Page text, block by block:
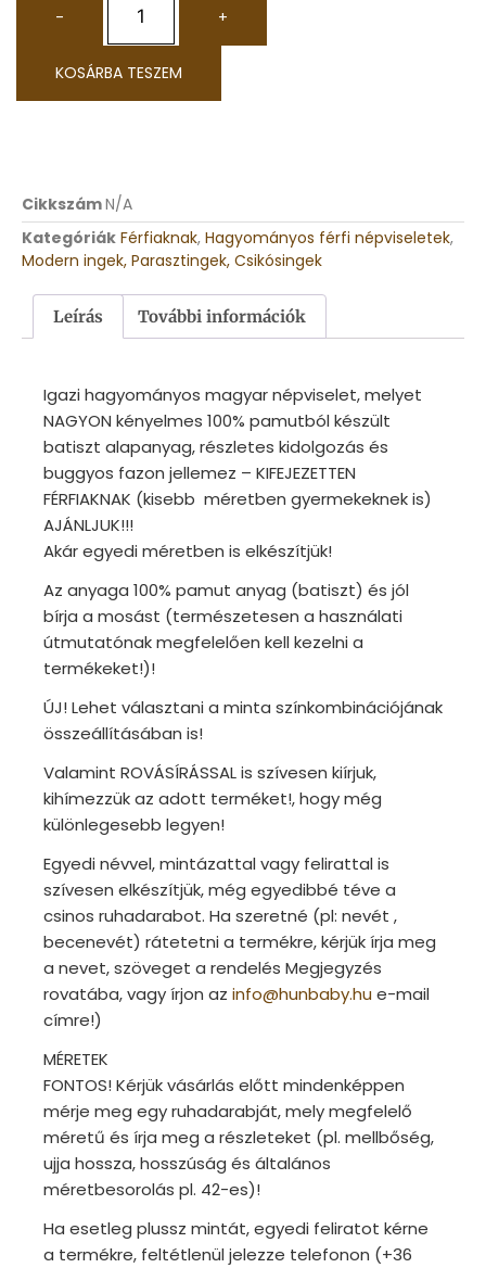
- +
KOSÁRBA TESZEM
CikkszámN/A
Kategóriák Férfiaknak, Hagyományos férfi népviseletek,
Modern ingek, Parasztingek, Csikósingek
Leírás További információk
Igazi hagyományos magyar népviselet, melyet
NAGYON kényelmes 100% pamutból készült
batiszt alapanyag, részletes kidolgozás és
buggyos fazon jellemez – KIFEJEZETTEN
FÉRFIAKNAK (kisebb méretben gyermekeknek is)
AJÁNLJUK!!!
Akár egyedi méretben is elkészítjük!
Az anyaga 100% pamut anyag (batiszt) és jól
bírja a mosást (természetesen a használati
útmutatónak megfelelően kell kezelni a
termékeket!)!
ÚJ! Lehet választani a minta színkombinációjának
összeállításában is!
Valamint ROVÁSÍRÁSSAL is szívesen kiírjuk,
kihímezzük az adott terméket!, hogy még
különlegesebb legyen!
Egyedi névvel, mintázattal vagy felirattal is
szívesen elkészítjük, még egyedibbé téve a
csinos ruhadarabot. Ha szeretné (pl: nevét ,
becenevét) rátetetni a termékre, kérjük írja meg
a nevet, szöveget a rendelés Megjegyzés
rovatába, vagy írjon az info@hunbaby.hu e-mail
címre!)
MÉRETEK
FONTOS! Kérjük vásárlás előtt mindenképpen
mérje meg egy ruhadarabját, mely megfelelő
méretű és írja meg a részleteket (pl. mellbőség,
ujja hossza, hosszúság és általános
méretbesorolás pl. 42-es)!
Ha esetleg plussz mintát, egyedi feliratot kérne
a termékre, feltétlenül jelezze telefonon (+36